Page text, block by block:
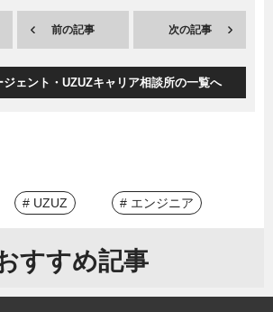
前の記事 次の記事
ェント・UZUZキャリア相談所の一覧へ
# UZUZ # エンジニア
すすめ記事